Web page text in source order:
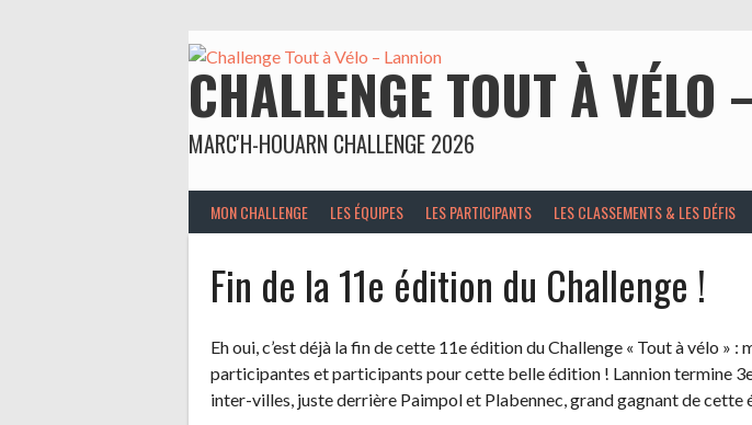
CHALLENGE TOUT À VÉLO
MARC'H-HOUARN CHALLENGE 2026
MON CHALLENGE LES ÉQUIPES LES PARTICIPANTS LES CLASSEMENTS & LES DÉFIS
Fin de la 11e édition du Challenge !
Eh oui, c’est déjà la fin de cette 11e édition du Challenge « Tout à vélo » :
participantes et participants pour cette belle édition ! Lannion termine
inter-villes, juste derrière Paimpol et Plabennec, grand gagnant de cette